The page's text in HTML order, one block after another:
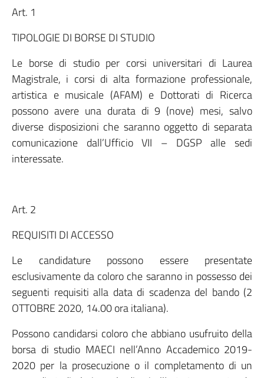
Art. 1
TIPOLOGIE DI BORSE DI STUDIO
Le borse di studio per corsi universitari di Laurea
Magistrale, i corsi di alta formazione professionale,
artistica e musicale (AFAM) e Dottorati di Ricerca
possono avere una durata di 9 (nove) mesi, salvo
diverse disposizioni che saranno oggetto di separata
comunicazione dall’Ufficio VII – DGSP alle sedi
interessate.
Art. 2
REQUISITI DI ACCESSO
Le candidature possono essere presentate
esclusivamente da coloro che saranno in possesso dei
seguenti requisiti alla data di scadenza del bando (2
OTTOBRE 2020, 14.00 ora italiana).
Possono candidarsi coloro che abbiano usufruito della
borsa di studio MAECI nell’Anno Accademico 2019-
2020 per la prosecuzione o il completamento di un